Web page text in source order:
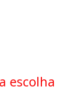
escolha